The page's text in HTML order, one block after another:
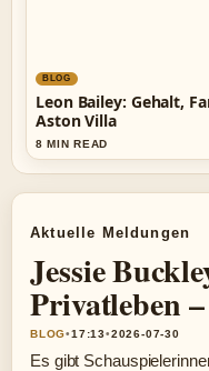
BLOG
Leon Bailey: Gehalt,
Aston Villa
8 MIN READ
Aktuelle Meldungen
Jessie
Privatleben
BLOG•17:13•2026-07-30
Es gibt